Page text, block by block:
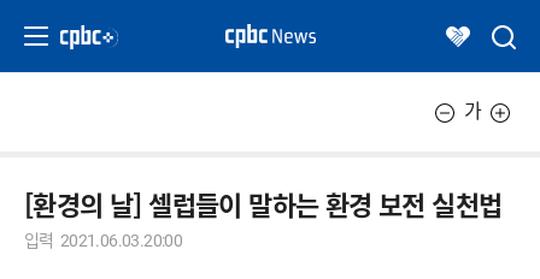
가
[환경의 날] 셀럽들이 말하는 환경 보전 실천법
입력 2021.06.03.20:00